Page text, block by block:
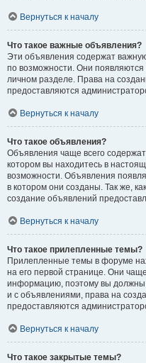
Вернуться к началу
Что такое важные объявления?
Эти объявления содержат
по возможности. Они
личном разделе. Права на
предоставляются
Вернуться к началу
Что такое объявления?
Объявления чаще всего
котором вы находитесь в
возможности. Объявления
в котором они созданы. Так же,
создание объявлений
Вернуться к началу
Что такое прилепленные темы?
Прилепленные темы в форуме
на его первой странице. Они
информацию, поэтому вы должны
и с объявлениями, права на
предоставляются
Вернуться к началу
Что такое закрытые темы?